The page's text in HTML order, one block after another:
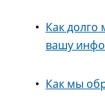
Как долго
вашу
Как мы